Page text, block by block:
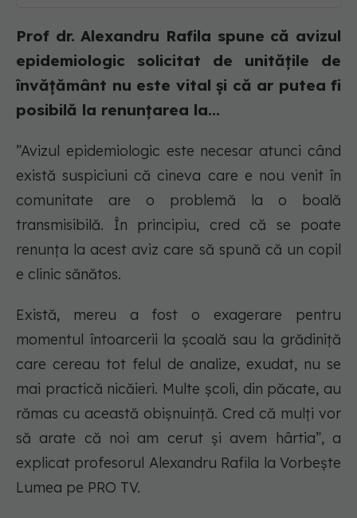
Prof dr. Alexandru Rafila spune că avizul
epidemiologic solicitat de unitățile de
învățământ nu este vital și că ar putea fi
posibilă la renunțarea la...
”Avizul epidemiologic este necesar atunci când
există suspiciuni că cineva care e nou venit în
comunitate are o problemă la o boală
transmisibilă. În principiu, cred că se poate
renunța la acest aviz care să spună că un copil
e clinic sănătos.
Există, mereu a fost o exagerare pentru
momentul întoarcerii la școală sau la grădiniță
care cereau tot felul de analize, exudat, nu se
mai practică nicăieri. Multe școli, din păcate, au
rămas cu această obișnuință. Cred că mulți vor
să arate că noi am cerut și avem hârtia”, a
explicat profesorul Alexandru Rafila la Vorbește
Lumea pe PRO TV.